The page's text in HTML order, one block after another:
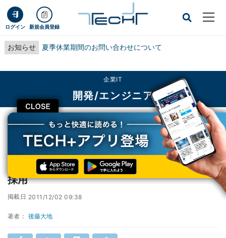
ログイン 新規会員登録
お知らせ 夏季休業期間のお問い合わせについて
CLOSE
企業IT
開発/エンジニア
TECH+ 企業IT
開発/エンジニア
来春登場のFedora 17、Java 7をデフォルト採用
来春登場のFedora 17、Java 7をデフォルト
採用
掲載日 2011/12/02 09:38
著者： 後藤大地